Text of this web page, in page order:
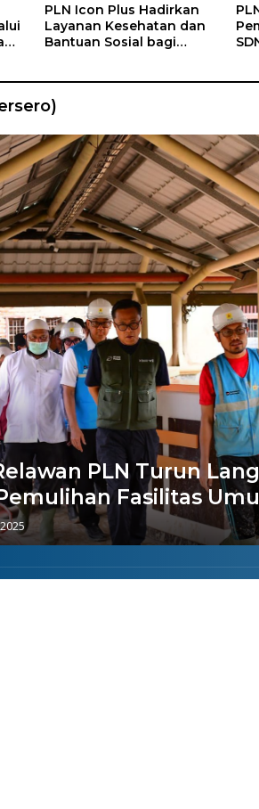
PLN Icon Plus Hadirkan
Layanan Kesehatan dan
Bantuan Sosial bagi
PLN Turun
Fasilitas